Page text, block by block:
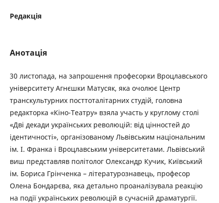
Редакція
Анотація
30 листопада, на запрошення професорки Вроцлавського
університету Агнєшки Матусяк, яка очолює Центр
транскультурних посттоталітарних студій, головна
редакторка «Кіно-Театру» взяла участь у круглому столі
«Дві декади українських революцій: від цінностей до
ідентичності», організованому Львівським національним
ім. І. Франка і Вроцлавським університетами. Львівський
виш представляв політолог Олександр Кучик, Київський
ім. Бориса Грінченка – літературознавець, професор
Олена Бондарєва, яка детально проаналізувала реакцію
на події українських революцій в сучасній драматургії.